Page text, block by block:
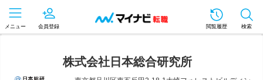
メニュー 会員登録 閲覧履歴 検索
株式会社日本総合研究所